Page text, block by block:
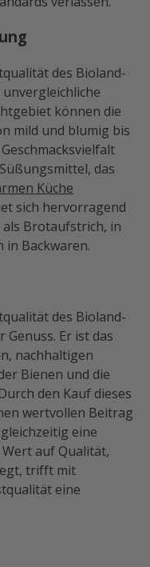
des Bioland-
können die
mild und blumig bis
das
Küche
sich hervorragend
als Brotaufstrich, in
in Backwaren.
des Bioland-
Er ist das
nachhaltigen
Bienen und die
den Kauf dieses
wertvollen Beitrag
eine
auf Qualität,
trifft mit
eine